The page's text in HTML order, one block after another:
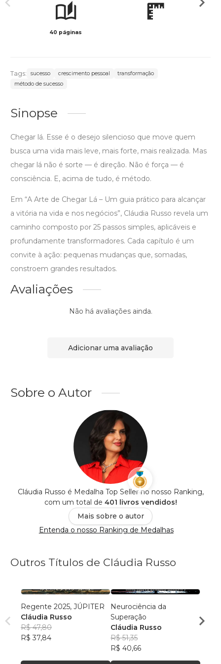
40 páginas
Tags: sucesso crescimento pessoal
transformação
método de sucesso
Sinopse
Chegar lá. Esse é o desejo silencioso que move quem
busca uma vida mais leve, mais forte, mais realizada. Mas
chegar lá não é sorte — é direção. Não é força — é
consciência. E, acima de tudo, é método.
Em “A Arte de Chegar Lá – Um guia prático para alcançar
a vitória na vida e nos negócios”, Cláudia Russo revela um
caminho composto por 25 passos simples, aplicáveis e
profundamente transformadores. Cada capítulo é um
convite à ação: pequenas mudanças que, somadas,
constroem grandes resultados.
Avaliações
Não há avaliações ainda.
Adicionar uma avaliação
Sobre o Autor
Cláudia Russo é Medalha Top Seller no nosso Ranking,
com um total de 401 livros vendidos!
Mais sobre o autor
Entenda o nosso Ranking de Medalhas
Outros Títulos de Cláudia Russo
Regente 2025, JÚPITER
Cláudia Russo
R$ 47,80
R$ 37,84
Neurociência da
Superação
Cláudia Russo
R$ 51,35
R$ 40,66
R$